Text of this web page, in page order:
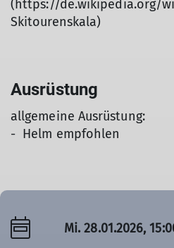
(https://de.wikipedia.org/
Skitourenskala)
Ausrüstung
allgemeine Ausrüstung:
- Helm empfohlen
Mi. 28.01.2026,